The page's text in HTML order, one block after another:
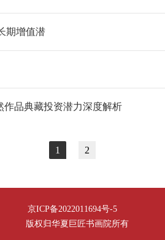
期增值潜
作品典藏投资潜力深度解析
1 2
京ICP备2022011694号-5
版权归华夏巨匠书画院所有